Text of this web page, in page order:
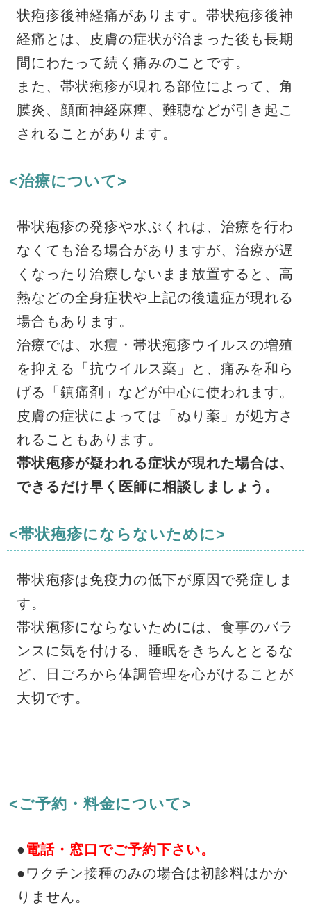
状疱疹後神経痛があります。帯状疱疹後神
経痛とは、皮膚の症状が治まった後も長期
間にわたって続く痛みのことです。
また、帯状疱疹が現れる部位によって、角
膜炎、顔面神経麻痺、難聴などが引き起こ
されることがあります。
<治療について>
帯状疱疹の発疹や水ぶくれは、治療を行わ
なくても治る場合がありますが、治療が遅
くなったり治療しないまま放置すると、高
熱などの全身症状や上記の後遺症が現れる
場合もあります。
治療では、水痘・帯状疱疹ウイルスの増殖
を抑える「抗ウイルス薬」と、痛みを和ら
げる「鎮痛剤」などが中心に使われます。
皮膚の症状によっては「ぬり薬」が処方さ
れることもあります。
帯状疱疹が疑われる症状が現れた場合は、
できるだけ早く医師に相談しましょう。
<帯状疱疹にならないために>
帯状疱疹は免疫力の低下が原因で発症しま
す。
帯状疱疹にならないためには、食事のバラ
ンスに気を付ける、睡眠をきちんととるな
ど、日ごろから体調管理を心がけることが
大切です。
<ご予約・料金について>
●電話・窓口でご予約下さい。
●ワクチン接種のみの場合は初診料はかか
りません。